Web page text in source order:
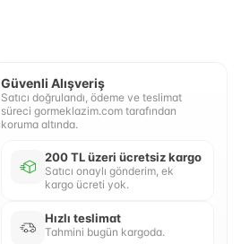
Güvenli Alışveriş
Satıcı doğrulandı, ödeme ve teslimat
süreci gormeklazim.com tarafından
koruma altında.
200 TL üzeri ücretsiz kargo
Satıcı onaylı gönderim, ek
kargo ücreti yok.
Hızlı teslimat
Tahmini bugün kargoda.